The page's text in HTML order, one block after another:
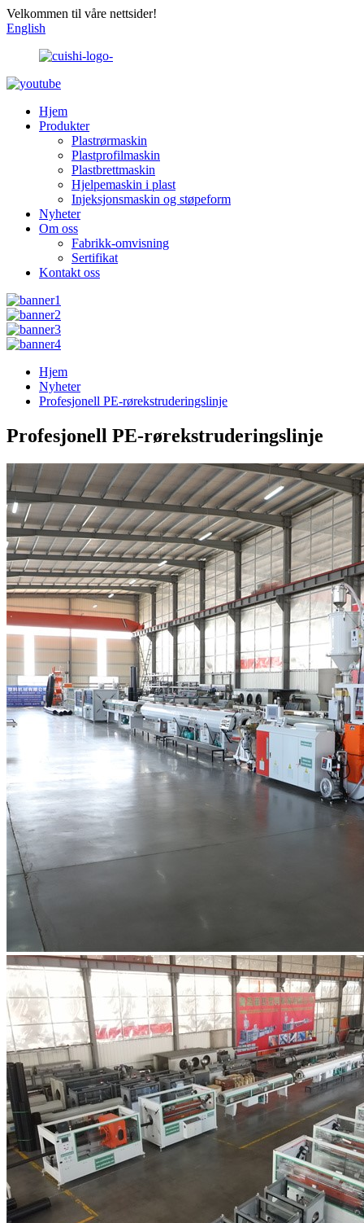
Velkommen til våre nettsider!
English
Hjem
Produkter
Plastrørmaskin
Plastprofilmaskin
Plastbrettmaskin
Hjelpemaskin i plast
Injeksjonsmaskin og støpeform
Nyheter
Om oss
Fabrikk-omvisning
Sertifikat
Kontakt oss
Hjem
Nyheter
Profesjonell PE-rørekstruderingslinje
Profesjonell PE-rørekstruderingslinje